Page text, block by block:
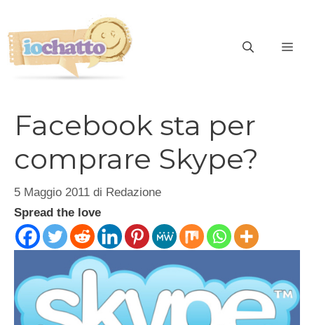
contenuto
Facebook sta per
comprare Skype?
5 Maggio 2011 di Redazione
Spread the love